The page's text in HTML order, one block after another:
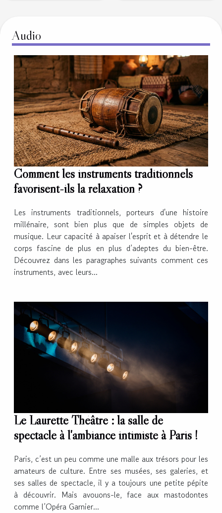
Audio
Comment les instruments traditionnels
favorisent-ils la relaxation ?
Les instruments traditionnels, porteurs d'une histoire
millénaire, sont bien plus que de simples objets de
musique. Leur capacité à apaiser l'esprit et à détendre le
corps fascine de plus en plus d’adeptes du bien-être.
Découvrez dans les paragraphes suivants comment ces
instruments, avec leurs...
Le Laurette Théâtre : la salle de
spectacle à l'ambiance intimiste à Paris !
Paris, c’est un peu comme une malle aux trésors pour les
amateurs de culture. Entre ses musées, ses galeries, et
ses salles de spectacle, il y a toujours une petite pépite
à découvrir. Mais avouons-le, face aux mastodontes
comme l’Opéra Garnier...